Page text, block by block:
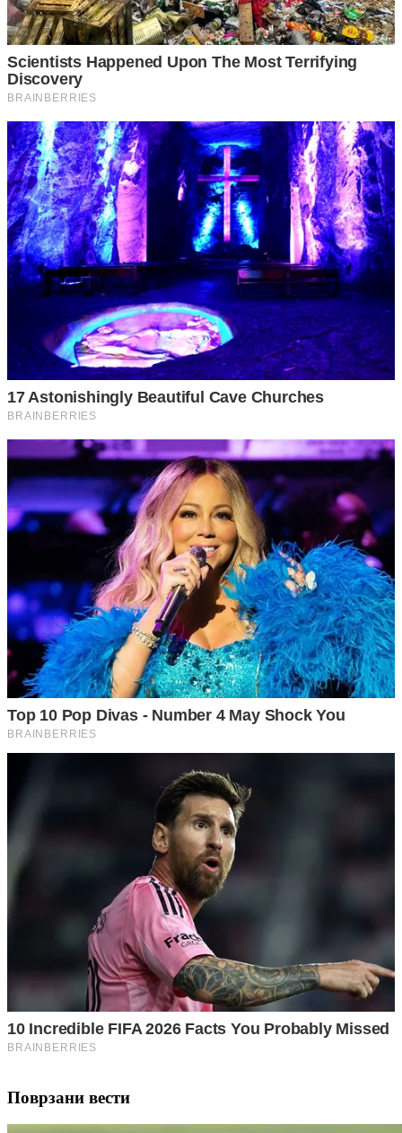
Поврзани вести